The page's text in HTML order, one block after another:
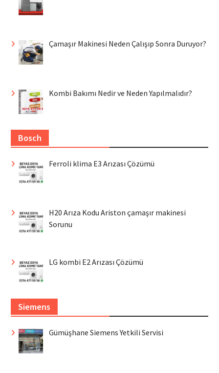
Çamaşır Makinesi Neden Çalışıp Sonra Duruyor?
Kombi Bakımı Nedir ve Neden Yapılmalıdır?
Bosch
Ferroli klima E3 Arızası Çözümü
H20 Arıza Kodu Ariston çamaşır makinesi
Sorunu
LG kombi E2 Arızası Çözümü
Siemens
Gümüşhane Siemens Yetkili Servisi